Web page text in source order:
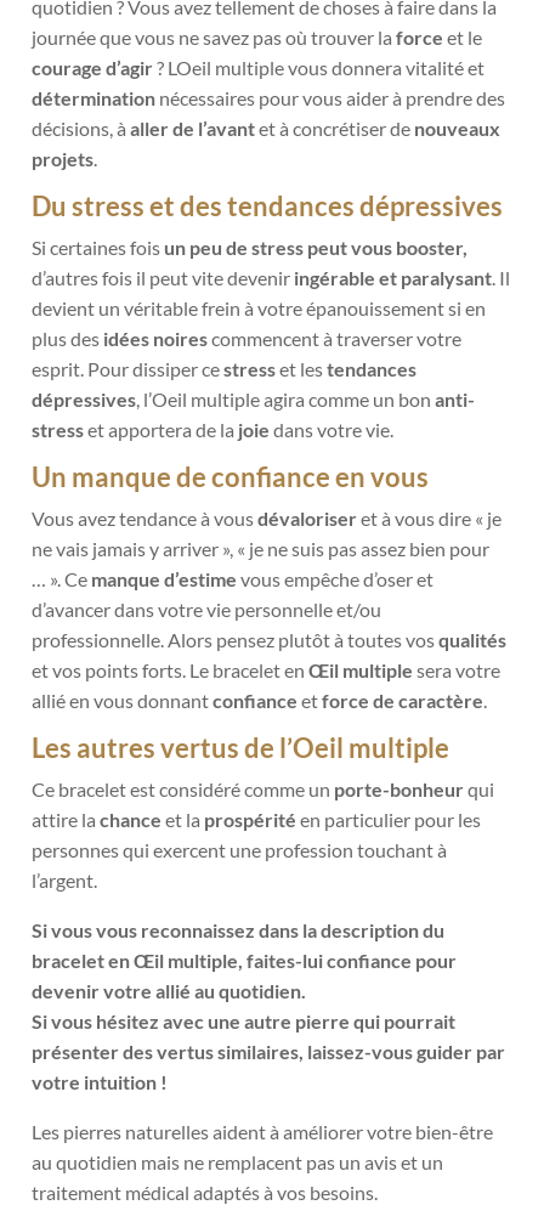
quotidien ? Vous avez tellement de choses à faire dans la
journée que vous ne savez pas où trouver laforce et le
courage d’agir? LOeil multiple vous donnera vitalité et
détermination nécessaires pour vous aider à prendre des
décisions, àaller de l’avantet à concrétiser de nouveaux
projets.
Du stress et des tendances dépressives
Si certainesfois un peu de stress peut vous booster,
d’autres fois il peut vite devenir ingérable et paralysant. Il
devient un véritable frein à votre épanouissement si en
plus des idées noirescommencent à traverser votre
esprit. Pour dissiper cestresset lestendances
dépressives, l’Oeil multiple agira comme un bonanti-
stresset apportera de la joie dans votre vie.
Un manque de confiance en vous
Vous avez tendance à vousdévaloriseret à vous dire « je
ne vais jamais y arriver », « je ne suis pas assez bien pour
… ». Ce manque d’estime vous empêche d’oser et
d’avancer dans votre vie personnelle et/ou
professionnelle. Alors pensez plutôt à toutes vosqualités
et vos points forts. Le bracelet enŒil multiplesera votre
allié en vous donnantconfianceetforce de caractère.
Les autres vertus de l’Oeil multiple
Ce bracelet est considéré comme un porte-bonheurqui
attire lachance et la prospérité en particulier pour les
personnes qui exercent une profession touchant à
l’argent.
Si vous vous reconnaissez dans la description du
bracelet en Œil multiple, faites-lui confiance pour
devenir votre allié au quotidien.
Si vous hésitez avec une autre pierre qui pourrait
présenter des vertus similaires, laissez-vous guider par
votre intuition !
Les pierres naturelles aident à améliorer votre bien-être
au quotidien mais ne remplacent pas un avis et un
traitement médical adaptés à vos besoins.